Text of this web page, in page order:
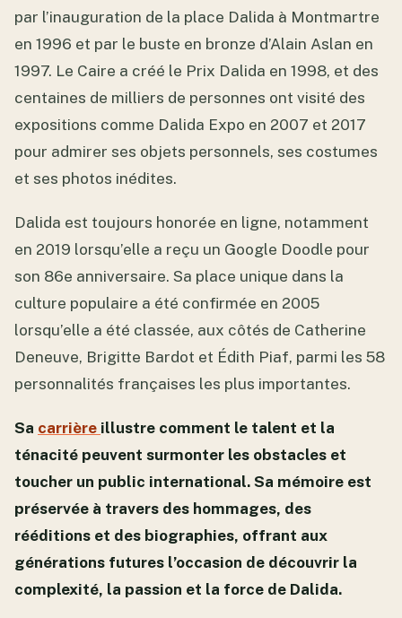
par l’inauguration de la place Dalida à Montmartre
en 1996 et par le buste en bronze d’Alain Aslan en
1997. Le Caire a créé le Prix Dalida en 1998, et des
centaines de milliers de personnes ont visité des
expositions comme Dalida Expo en 2007 et 2017
pour admirer ses objets personnels, ses costumes
et ses photos inédites.
Dalida est toujours honorée en ligne, notamment
en 2019 lorsqu’elle a reçu un Google Doodle pour
son 86e anniversaire. Sa place unique dans la
culture populaire a été confirmée en 2005
lorsqu’elle a été classée, aux côtés de Catherine
Deneuve, Brigitte Bardot et Édith Piaf, parmi les 58
personnalités françaises les plus importantes.
Sa carrière illustre comment le talent et la
ténacité peuvent surmonter les obstacles et
toucher un public international. Sa mémoire est
préservée à travers des hommages, des
rééditions et des biographies, offrant aux
générations futures l’occasion de découvrir la
complexité, la passion et la force de Dalida.